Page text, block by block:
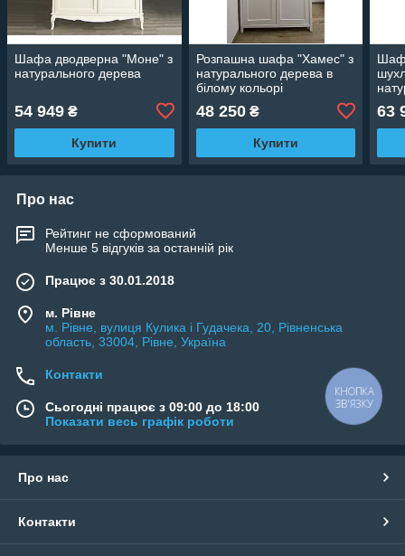
Шафа дводверна "Моне" з
натурального дерева
54 949 ₴
Купити
Розпашна шафа "Хамес" з
натурального дерева в
білому кольорі
48 250₴
Купити
63
Про нас
Рейтинг не сформований
Менше 5 відгуків за останній рік
Працює з 30.01.2018
м. Рівне
м. Рівне, вулиця Кулика і Гудачека, 20, Рівненська
область, 33004, Рівне, Україна
Контакти
Сьогодні працює з 09:00 до 18:00
Показати весь графік роботи
Про нас
Контакти
КНОПКА
ЗВ'ЯЗКУ